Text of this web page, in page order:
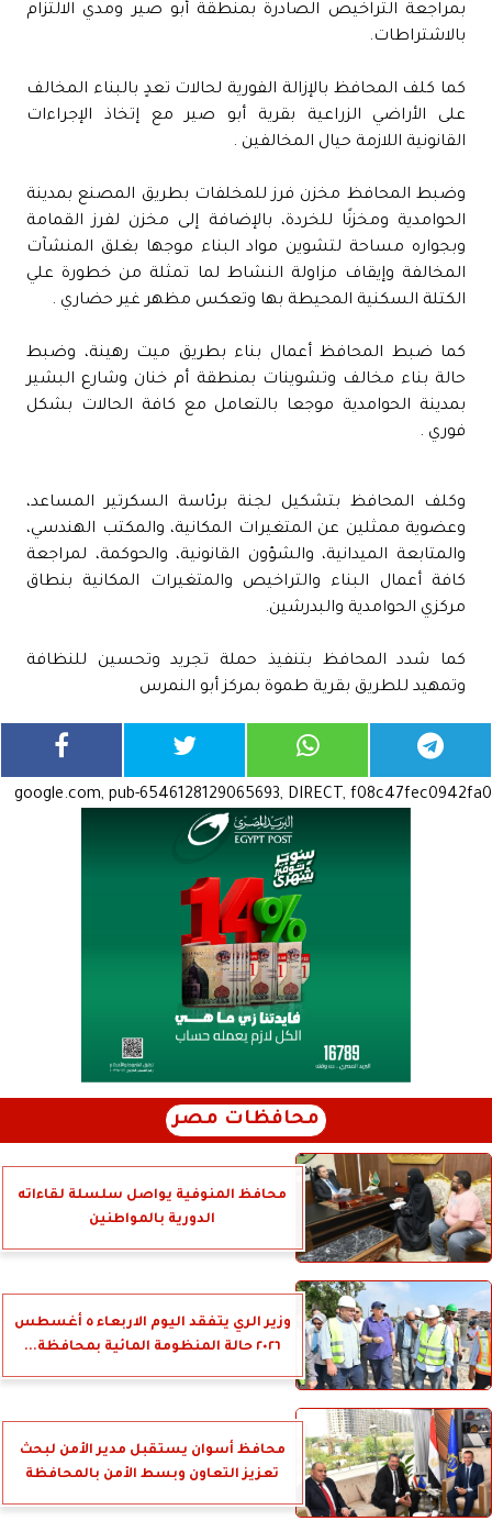
بمراجعة التراخيص الصادرة بمنطقة أبو صير ومدي الالتزام
بالاشتراطات.
كما كلف المحافظ بالإزالة الفورية لحالات تعدٍ بالبناء المخالف
على الأراضي الزراعية بقرية أبو صير مع إتخاذ الإجراءات
القانونية اللازمة حيال المخالفين .
وضبط المحافظ مخزن فرز للمخلفات بطريق المصنع بمدينة
الحوامدية ومخزنًا للخردة، بالإضافة إلى مخزن لفرز القمامة
وبجواره مساحة لتشوين مواد البناء موجها بغلق المنشآت
المخالفة وإيقاف مزاولة النشاط لما تمثلة من خطورة علي
الكتلة السكنية المحيطة بها وتعكس مظهر غير حضاري .
كما ضبط المحافظ أعمال بناء بطريق ميت رهينة، وضبط
حالة بناء مخالف وتشوينات بمنطقة أم خنان وشارع البشير
بمدينة الحوامدية موجعا بالتعامل مع كافة الحالات بشكل
فوري .
وكلف المحافظ بتشكيل لجنة برئاسة السكرتير المساعد،
وعضوية ممثلين عن المتغيرات المكانية، والمكتب الهندسي،
والمتابعة الميدانية، والشؤون القانونية، والحوكمة، لمراجعة
كافة أعمال البناء والتراخيص والمتغيرات المكانية بنطاق
مركزي الحوامدية والبدرشين.
كما شدد المحافظ بتنفيذ حملة تجريد وتحسين للنظافة
وتمهيد للطريق بقرية طموة بمركز أبو النمرس
google.com, pub-6546128129065693, DIRECT, f08c47fec0942fa0
محافظات مصر
محافظ المنوفية يواصل سلسلة لقاءاته
الدورية بالمواطنين
وزير الري يتفقد اليوم الاربعاء ٥ أغسطس
٢٠٢٦ حالة المنظومة المائية بمحافظة...
محافظ أسوان يستقبل مدير الأمن لبحث
تعزيز التعاون وبسط الأمن بالمحافظة